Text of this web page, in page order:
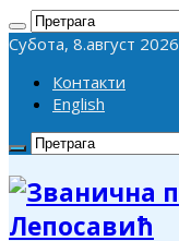
Субота, 8.август 2026
Контакти
English